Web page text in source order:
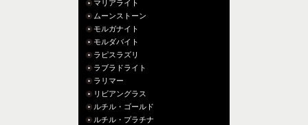
マリアライト
ムーンストーン
モルガナイト
モルダバイト
ラピスラズリ
ラブラドライト
ラリマー
リビアングラス
ルチル・ゴールド
ルチル・プラチナ